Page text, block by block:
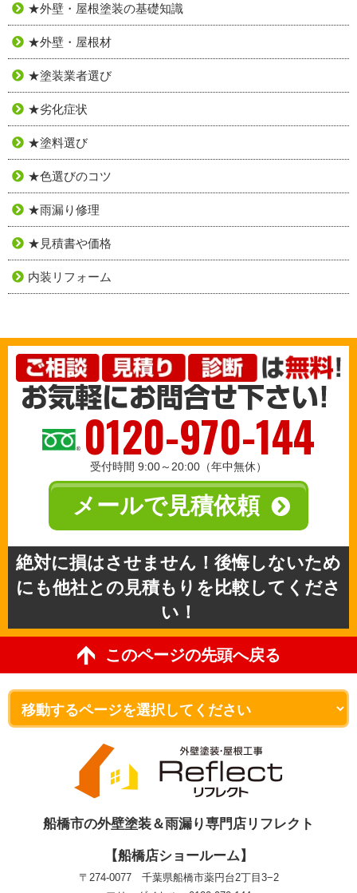
★外壁・屋根塗装の基礎知識
★外壁・屋根材
★塗装業者選び
★劣化症状
★塗料選び
★色選びのコツ
★雨漏り修理
★見積書や価格
内装リフォーム
0120-970-144
受付時間 9:00～20:00（年中無休）
メールで見積依頼
絶対に損はさせません！後悔しないため
にも他社との見積もりを比較してくださ
い！
このページの先頭へ戻る
船橋市の外壁塗装＆雨漏り専門店リフレクト
【船橋店ショールーム】
〒274-0077 千葉県船橋市薬円台2丁目3−2